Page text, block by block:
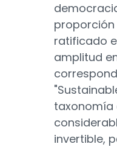
proporción
ratificado
amplitud
taxonomía
invertible,